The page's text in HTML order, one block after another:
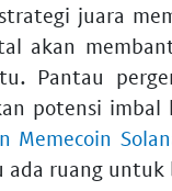
juara
akan
Pantau
potensi
Memecoin
ada ruang untuk